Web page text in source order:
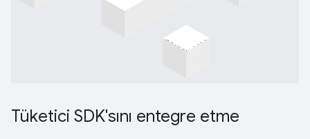
Tüketici SDK'sını entegre etme